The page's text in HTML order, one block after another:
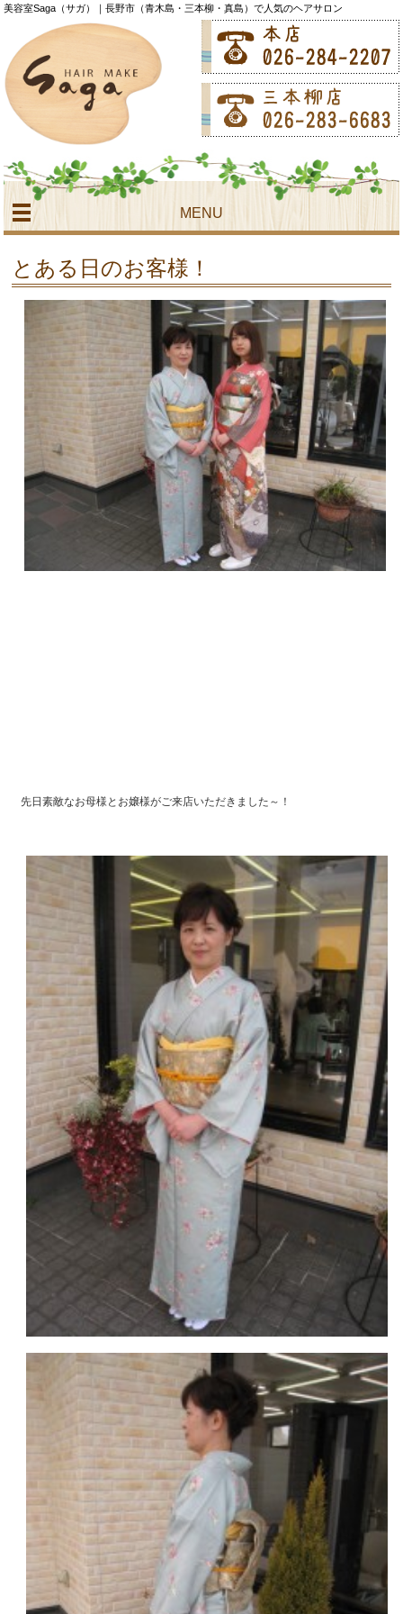
美容室Saga（サガ）｜長野市（青木島・三本柳・真島）で人気のヘアサロン
MENU
とある日のお客様！
先日素敵なお母様とお嬢様がご来店いただきました～！